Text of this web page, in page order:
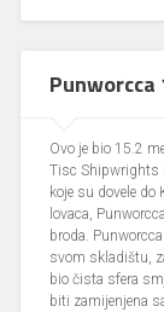
Punworcca
Ovo je bio 15.2
Tisc Shipwrights
koje su dovele
lovaca,
broda.
svom skladištu,
bio čista sfera
biti zamijenjena